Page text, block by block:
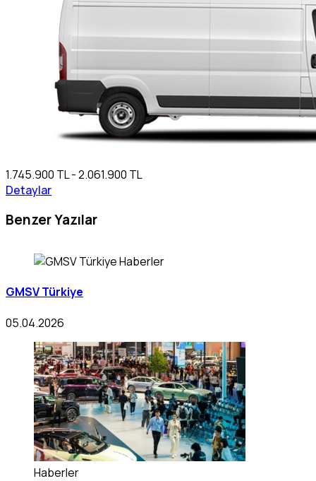
1.745.900 TL - 2.061.900 TL
Detaylar
Benzer Yazılar
Haberler
GMSV Türkiye
05.04.2026
Haberler